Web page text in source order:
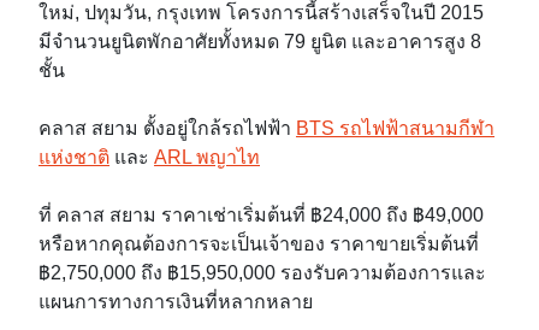
ใหม่, ปทุมวัน, กรุงเทพ โครงการนี้สร้างเสร็จในปี 2015
มีจำนวนยูนิตพักอาศัยทั้งหมด 79 ยูนิต และอาคารสูง 8
ชั้น
คลาส สยาม ตั้งอยู่ใกล้รถไฟฟ้า BTS รถไฟฟ้าสนามกีฬา
แห่งชาติ และ ARL พญาไท
ที่ คลาส สยาม ราคาเช่าเริ่มต้นที่ ฿24,000 ถึง ฿49,000
หรือหากคุณต้องการจะเป็นเจ้าของ ราคาขายเริ่มต้นที่
฿2,750,000 ถึง ฿15,950,000 รองรับความต้องการและ
แผนการทางการเงินที่หลากหลาย